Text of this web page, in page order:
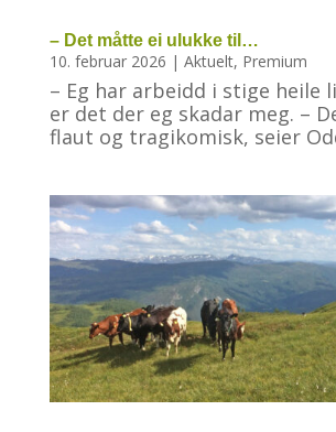
– Det måtte ei ulukke til…
10. februar 2026 | Aktuelt, Premium
– Eg har arbeidd i stige heile
er det der eg skadar meg. –
flaut og tragikomisk, seier